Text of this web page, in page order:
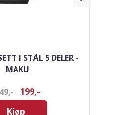
I STÅL 5 DELER -
MAKU
199,-
Kjøp